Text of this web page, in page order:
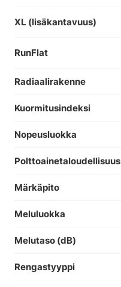
XL (lisäkantavuus)
RunFlat
Radiaalirakenne
Kuormitusindeksi
Nopeusluokka
Polttoainetaloudellisuus
Märkäpito
Meluluokka
Melutaso (dB)
Rengastyyppi